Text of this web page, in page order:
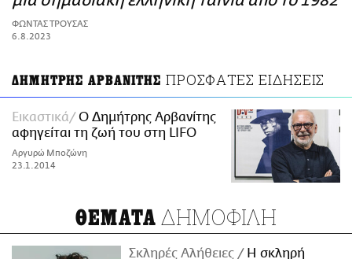
ΑΜΠΑ
PRINT
ΦΩΝΤΑΣ ΤΡΟΥΣΑΣ
6.8.2023
ΔΗΜΗΤΡΗΣ ΑΡΒΑΝΙΤΗΣ ΠΡΟΣΦΑΤΕΣ ΕΙΔΗΣΕΙΣ
Εικαστικά
Ο Δημήτρης Αρβανίτης
αφηγείται τη ζωή του στη LIFO
Αργυρώ Μποζώνη
23.1.2014
ΘΕΜΑΤΑ ΔΗΜΟΦΙΛΗ
Σκληρές Αλήθειες
H σκληρή